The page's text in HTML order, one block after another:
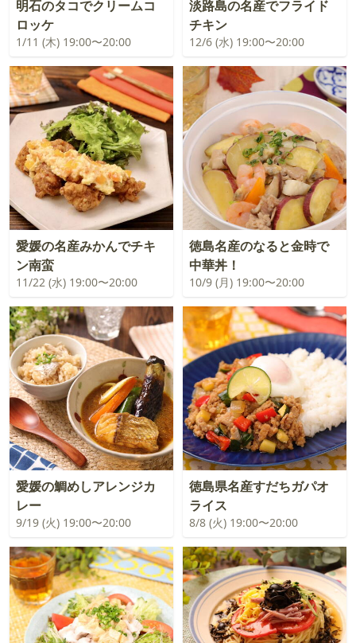
明石のタコでクリームコ
ロッケ
1/11 (木) 19:00〜20:00
淡路島の名産でフライド
チキン
12/6 (水) 19:00〜20:00
愛媛の名産みかんでチキ
ン南蛮
11/22 (水) 19:00〜20:00
徳島名産のなると金時で
中華丼！
10/9 (月) 19:00〜20:00
愛媛の鯛めしアレンジカ
レー
9/19 (火) 19:00〜20:00
徳島県名産すだちガパオ
ライス
8/8 (火) 19:00〜20:00